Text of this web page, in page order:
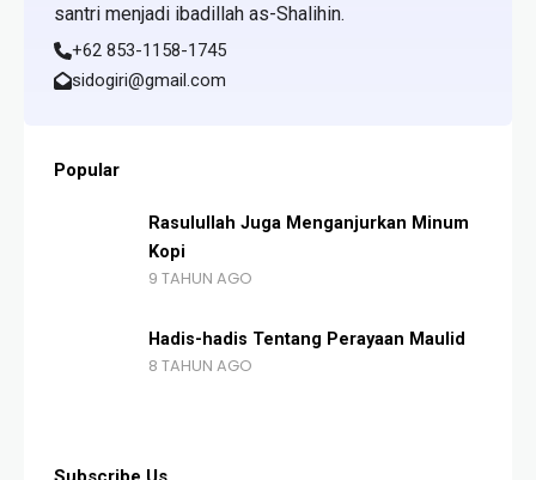
santri menjadi ibadillah as-Shalihin.
+62 853-1158-1745
sidogiri@gmail.com
Popular
Rasulullah Juga Menganjurkan Minum
Kopi
9 TAHUN AGO
Hadis-hadis Tentang Perayaan Maulid
8 TAHUN AGO